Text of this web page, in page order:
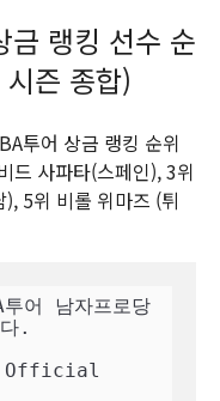
금 랭킹 선수 순
즌 종합)
투어 상금 랭킹 순위
드 사파타(스페인), 3위
5위 비롤 위마즈 (튀
어 남자프로당
.
Official